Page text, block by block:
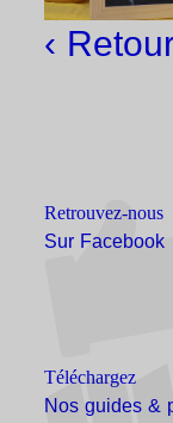
‹
Retrouvez-nous
Sur Facebook
Téléchargez
Nos guides &